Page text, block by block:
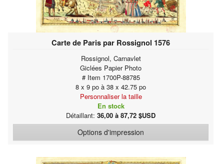
Carte de Paris par Rossignol 1576
Rossignol, Carnavlet
Giclées Papier Photo
# Item 1700P-88785
8 x 9 po à 38 x 42.75 po
Personnaliser la taille
En stock
Détaillant: 36,00 à 87,72 $USD
Options d'impression